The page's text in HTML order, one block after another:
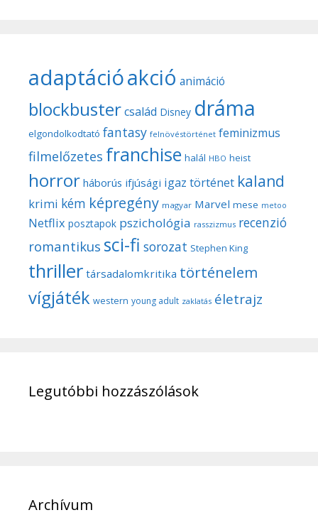
adaptációakció animáció
blockbustercsalád Disney dráma
elgondolkodtató fantasy felnövéstörténet feminizmus
filmelőzetes franchise halál HBO heist
horror háborús ifjúsági igaz történet kaland
krimi kém képregény magyar Marvel mese metoo
Netflix posztapok pszichológia rasszizmus recenzió
romantikus sci-fi sorozat Stephen King
thriller társadalomkritika történelem
vígjáték western young adult zaklatás életrajz
Legutóbbi hozzászólások
Archívum